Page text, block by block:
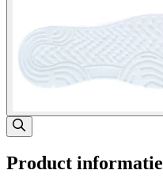
Product informatie